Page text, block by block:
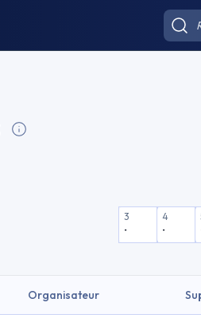
3
-
4
-
Organisateur